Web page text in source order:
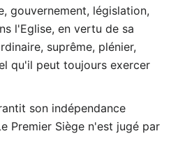
gouvernement, législation,
l'Eglise, en vertu de sa
suprême, plénier,
qu'il peut toujours exercer
son indépendance
Premier Siège n'est jugé par